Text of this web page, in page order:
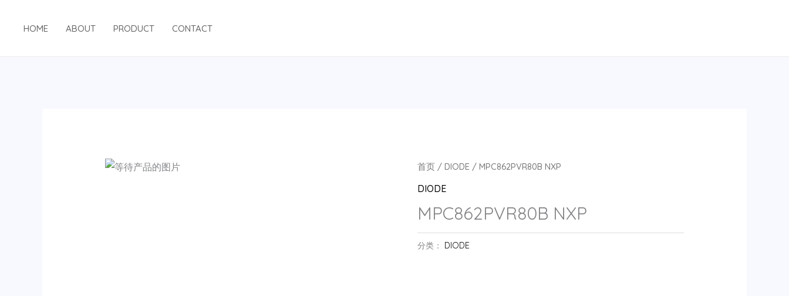
HOME ABOUT PRODUCT CONTACT
首页 /DIODE / MPC862PVR80B NXP
DIODE
MPC862PVR80B NXP
分类： DIODE